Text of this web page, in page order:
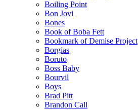
Boiling Point
Bon Jovi
Bones
Book of Boba Fett
Bookmark of Demise Project
Borgias
Boruto
Boss Baby
Bourvil
Boys
Brad Pitt
Brandon Call